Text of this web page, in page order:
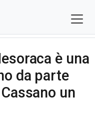
è una
da parte
un